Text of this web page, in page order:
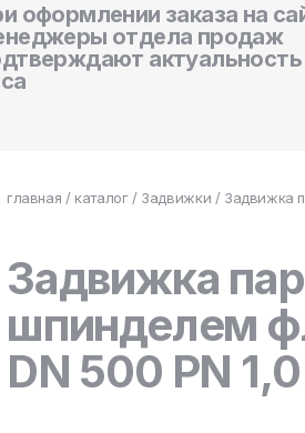
оформлении заказа на
отдела продаж
актуальность
главная / каталог/ Задвижки / Задвижка
Задвижка
шпинделем
DN 500 PN